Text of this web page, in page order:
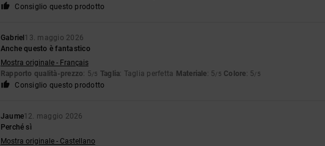
Consiglio questo prodotto
Gabriel13. maggio 2026
Anche questo è fantastico
Mostra originale - Français
Rapporto qualità-prezzo: 5/5 Taglia: Taglia perfetta Materiale: 5/5 Colore: 5/5
Consiglio questo prodotto
Jaume12. maggio 2026
Perché sì
Mostra originale - Castellano